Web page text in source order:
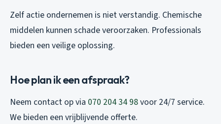
Zelf actie ondernemen is niet verstandig. Chemische
middelen kunnen schade veroorzaken. Professionals
bieden een veilige oplossing.
Hoe plan ik een afspraak?
Neem contact op via 070 204 34 98voor 24/7 service.
We bieden een vrijblijvende offerte.